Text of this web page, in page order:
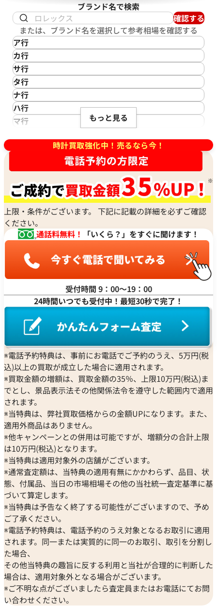
この度は「おたからや」でウブロ キングパワーの買取をご
利用いただき、誠にありがとうございました。お客様が大
切にされてきたお品にご満足いただける価格をご提示でき
ましたこと、大変嬉しく思います。ウブロ キングパワー
は、単なる時間を知る道具ではなく、ビッグ・バンをさら
に進化させた、より力強く、圧倒的な存在感を象徴する特
別な存在です。その価値は、素材や年式、状態だけでなく、
市場における需要とモデルの圧倒的な希少性によって決ま
ります。弊社では、お客様のキングパワーが持つ唯一無二の
価値を深く理解し、日々変動する市場価格をリアルタイム
で確認しながら、どこにも負けない高価買取を心がけてお
ります。キングパワーは、その大型で重厚なケースと、クロ
ノグラフ機能をはじめとする高い実用性が特徴で、特にセ
ラミックやカーボン、キングゴールドといった先進的な素
材を用いたモデルは、一般的な時計とは一線を画すプレミ
ア価格で取引されています。お客様にとって最良の結果をご
提供できたことは、私たちにとって何よりの励みです。今後
もお客様からいただいた信頼を裏切らないよう、サービス
の向上に努め、さらなる高価買取を実現できるよう精進し
てまいります。ウブロ キングパワー以外にも、貴金属やブ
ランド品、時計などのご売却をお考えの際は、ぜひ「おた
からや」をご利用ください。お客様の大切なお品物を最良
の価格でお取引できるよう、査定員一同、ご満足いただけ
る買取を提供してまいります。改めて、この度はご利用いた
だき、誠にありがとうございました。お客様のまたのご利
用を心よりお待ち申し上げております。
おたからやの時計買取査定
時計買取専門査定員
趣味サウナ・温泉
好きな言葉夢なき者に成功なし
好きなブランドロレックス
過去の買取品例高級時計全般
おたからやでは毎日数千点の時計の査定をしております。現
在、おたからやは海外にも販路を持っており、世界基準での
査定が可能になっています。現在は円安のため海外に販売す
ることで従来よりも高値でお買取をすることができます。お
客様に満足していただける自信がありますので是非おたか
らやをご利用ください。 おたからやでは、動かなくなった
時計や、部品のみになってしまったものでも買取が可能で
す。実際壊れてしまった時計であっても100万円以上で買取
できることは度々ございます。気になるものがございました
ら一度ご相談ください。
ブランド名で検索
確認する
または、ブランド名を選択して参考相場を確認する
ア行
IKEPOD
アイクポッド
IWC
アイダブリューシー
Azimuth
アジムース
ANONIMO
Alain Silberstein
アラン・シルベスタイン
Armand Nicolet
アルマン・ニコレ
WALTHAM
ウォルサム
HUBLOT
ウブロ
ETERNA
エテルナ
EDOX
エベラール
EBEL
エベル
EPOS
エポス
Hermes
エルメス
OMEGA
オメガ
ORIENT
オリエント
ORIS
オリス
Audemars Piguet
オーデマ ピゲ
Vacheron Constantin
ヴァシュロン・コンスタンタン
Van Cleef & Arpels
ヴァンクリーフ＆アーペル
Versace
ヴェルサーチ
Wempe
ヴェンペ
カ行
CASIO
カシオ
Cartier
カルティエ
Gaga Milano
ガガミラノ
Quinting
クインティング
Cuervo y Sobrinos
クエルボ・イ・ソブリノス
CVSTOS
クストス
Chronoswiss
クロノスイス
GUCCI
グッチ
Graham
グラハム
Grand Seiko
グランドセイコー
CORUM
コルム
Concord
コンコルド
サ行
Saint Laurent
サンローラン
Shellman
シェルマン
CITIZEN
シチズン
Chopard
ショパール
CHAUMET
ショーメ
Jacob & Co.
ジェイコブ
Gerald Genta
ジェラルド・ジェンタ
Jaeger-LeCoultre
ジャガー・ルクルト
ジャケ・ドロー
ジラール・ペルゴ
Sinn
ジン
STOWA
ストーヴァ
SEIKO
セイコー
CENTURY
センチュリー
ZENITH
ゼニス
タ行
TAG Heuer
タグ・ホイヤー
Daniel Roth
ダニエル・ロート
TUDOR
チューダー(チュードル)
ティファニー
Dior
ディオール
ナ行
NOMOS Glashütte
ノモス グラスヒュッテ
ハ行
Hamilton
Harry Winston
ハリー・ウィンストン
Patek Philippe
Panerai
パネライ
Parmigiani Fleurier
パルミジャーニ・フルリエ
Piaget
PIERRE KUNZ
ピエール・クンツ
FRANCK MULLER
フランク ミュラー
BOUCHERON
ブシュロン
BREITLING
ブライトリング
Blancpain
ブランパン
BVLGARI
ブルガリ
Breguet
ブレゲ
BULOVA
ブローバ
Bell & Ross
ベル＆ロス
BAUME＆MERCIER
ボーム＆メルシエ
BALL Watch
ボール ウォッチ
マ行
MAURICE LACROIX
モーリス・ラクロア
RALPH LAUREN
ラルフ ローレン
Richard Mille
リシャール・ミル
Louis Vuitton
ルイ・ヴィトン
Luminox
ルミノックス
Ressence
レッセンス
ROGER DUBUIS
ロレックス
LONGINES
ロンジン
もっと見る
時計買取強化中！売るなら今！
上限・条件がございます。 下記に記載の詳細を必ずご確認
ください。
通話料無料！
「いくら？」をすぐに聞けます！
受付時間 9：00〜19：00
24時間いつでも受付中！最短30秒で完了！
※電話予約特典は、事前にお電話でご予約のうえ、5万円(税
込)以上の買取が成立した場合に適用されます。
※買取金額の増額は、買取金額の35％、上限10万円(税込)ま
でとし、景品表示法その他関係法令を遵守した範囲内で適用
されます。
※当特典は、弊社買取価格からの金額UPになります。また、
適用外商品はありません。
※他キャンペーンとの併用は可能ですが、増額分の合計上限
は10万円(税込)となります。
※当特典は適用対象外の店舗がございます。
※通常査定額は、当特典の適用有無にかかわらず、品目、状
態、付属品、当日の市場相場その他の当社統一査定基準に基
づいて算定します。
※当特典は予告なく終了する可能性がございますので、予め
ご了承ください。
※電話予約特典は、電話予約のうえ対象となるお取引に適用
されます。同一または実質的に同一のお取引、取引を分割し
た場合、
その他当特典の趣旨に反する利用と当社が合理的に判断した
場合は、適用対象外となる場合がございます。
※ご不明な点がございましたら査定員またはお電話にてお問
い合わせください。